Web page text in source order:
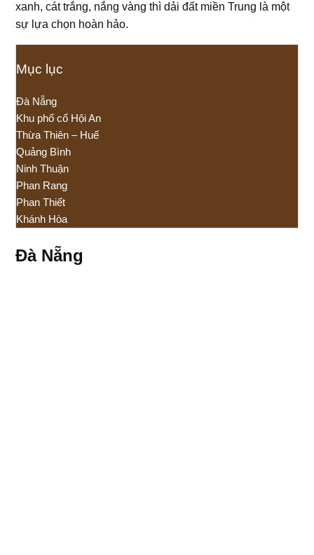
xanh, cát trắng, nắng vàng thì dải đất miền Trung là một
sự lựa chọn hoàn hảo.
Mục lục
Đà Nẵng
Khu phố cổ Hội An
Thừa Thiên – Huế
Quảng Bình
Ninh Thuận
Phan Rang
Phan Thiết
Khánh Hòa
Đà Nẵng